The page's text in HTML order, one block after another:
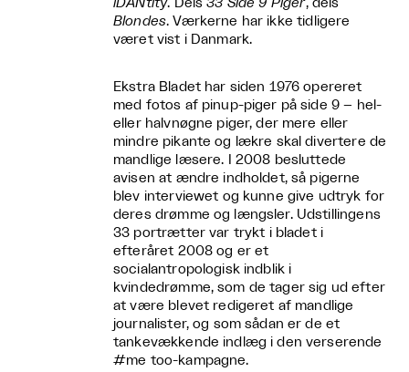
iDANtity. Dels33 Side 9 Piger, dels
Blondes. Værkerne har ikke tidligere
været vist i Danmark.
Ekstra Bladet har siden 1976 opereret
med fotos af pinup-piger på side 9 – hel-
eller halvnøgne piger, der mere eller
mindre pikante og lækre skal divertere de
mandlige læsere. I 2008 besluttede
avisen at ændre indholdet, så pigerne
blev interviewet og kunne give udtryk for
deres drømme og længsler. Udstillingens
33 portrætter var trykt i bladet i
efteråret 2008 og er et
socialantropologisk indblik i
kvindedrømme, som de tager sig ud efter
at være blevet redigeret af mandlige
journalister, og som sådan er de et
tankevækkende indlæg i den verserende
#me too-kampagne.